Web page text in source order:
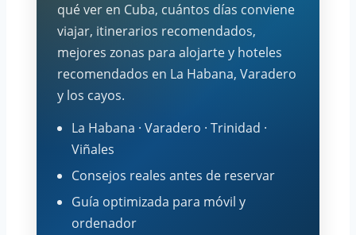
qué ver en Cuba, cuántos días conviene
viajar, itinerarios recomendados,
mejores zonas para alojarte y hoteles
recomendados en La Habana, Varadero
y los cayos.
La Habana · Varadero · Trinidad ·
Viñales
Consejos reales antes de reservar
Guía optimizada para móvil y
ordenador